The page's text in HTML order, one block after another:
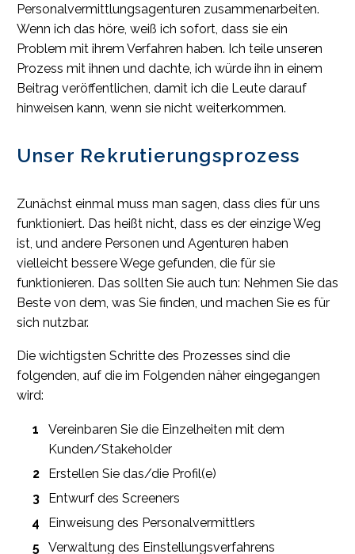
Personalvermittlungsagenturen zusammenarbeiten.
Wenn ich das höre, weiß ich sofort, dass sie ein
Problem mit ihrem Verfahren haben. Ich teile unseren
Prozess mit ihnen und dachte, ich würde ihn in einem
Beitrag veröffentlichen, damit ich die Leute darauf
hinweisen kann, wenn sie nicht weiterkommen.
Unser Rekrutierungsprozess
Zunächst einmal muss man sagen, dass dies für uns
funktioniert. Das heißt nicht, dass es der einzige Weg
ist, und andere Personen und Agenturen haben
vielleicht bessere Wege gefunden, die für sie
funktionieren. Das sollten Sie auch tun: Nehmen Sie das
Beste von dem, was Sie finden, und machen Sie es für
sich nutzbar.
Die wichtigsten Schritte des Prozesses sind die
folgenden, auf die im Folgenden näher eingegangen
wird:
Vereinbaren Sie die Einzelheiten mit dem
Kunden/Stakeholder
Erstellen Sie das/die Profil(e)
Entwurf des Screeners
Einweisung des Personalvermittlers
Verwaltung des Einstellungsverfahrens